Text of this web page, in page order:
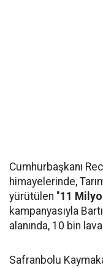
Cumhurbaşkanı
himayelerinde,
yürütülen "11
kampanyasıyla
alanında, 10 bin
Safranbolu